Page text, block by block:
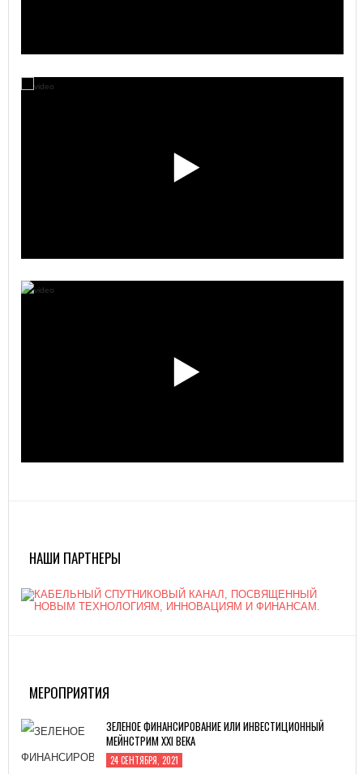
НАШИ ПАРТНЕРЫ
МЕРОПРИЯТИЯ
ЗЕЛЕНОЕ ФИНАНСИРОВАНИЕ ИЛИ ИНВЕСТИЦИОННЫЙ
МЕЙНСТРИМ XXI ВЕКА
24 СЕНТЯБРЯ, 2021